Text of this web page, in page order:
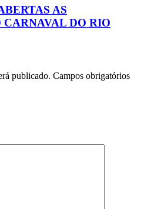
AS
CARNAVAL DO RIO
publicado. Campos obrigatórios